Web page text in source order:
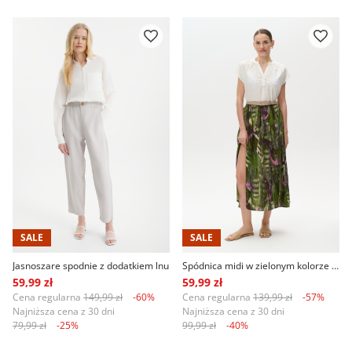
SALE
Jasnoszare spodnie z dodatkiem lnu
59,99 zł
Cena regularna 149,99 zł
-60%
Najniższa cena z 30 dni
79,99 zł
-25%
SALE
Spódnica midi w zielonym kolorze wzór tropic
59,99 zł
Cena regularna 139,99 zł
-57%
Najniższa cena z 30 dni
99,99 zł
-40%